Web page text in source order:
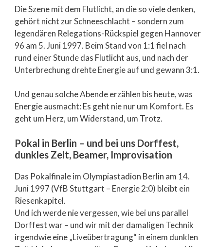
Die Szene mit dem Flutlicht, an die so viele denken,
gehört nicht zur Schneeschlacht – sondern zum
legendären Relegations-Rückspiel gegen Hannover
96 am 5. Juni 1997. Beim Stand von 1:1 fiel nach
rund einer Stunde das Flutlicht aus, und nach der
Unterbrechung drehte Energie auf und gewann 3:1.
Und genau solche Abende erzählen bis heute, was
Energie ausmacht: Es geht nie nur um Komfort. Es
geht um Herz, um Widerstand, um Trotz.
Pokal in Berlin – und bei uns Dorffest,
dunkles Zelt, Beamer, Improvisation
Das Pokalfinale im Olympiastadion Berlin am 14.
Juni 1997 (VfB Stuttgart – Energie 2:0) bleibt ein
Riesenkapitel.
Und ich werde nie vergessen, wie bei uns parallel
Dorffest war – und wir mit der damaligen Technik
irgendwie eine „Liveübertragung“ in einem dunklen